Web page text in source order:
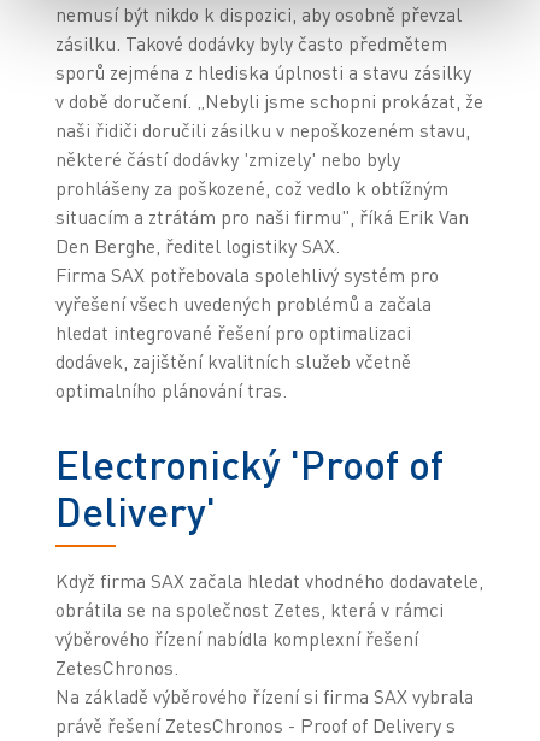
nemusí být nikdo k dispozici, aby osobně převzal
zásilku. Takové dodávky byly často předmětem
sporů zejména z hlediska úplnosti a stavu zásilky
v době doručení. „Nebyli jsme schopni prokázat, že
naši řidiči doručili zásilku v nepoškozeném stavu,
některé částí dodávky 'zmizely' nebo byly
prohlášeny za poškozené, což vedlo k obtížným
situacím a ztrátám pro naši firmu", říká Erik Van
Den Berghe, ředitel logistiky SAX.
Firma SAX potřebovala spolehlivý systém pro
vyřešení všech uvedených problémů a začala
hledat integrované řešení pro optimalizaci
dodávek, zajištění kvalitních služeb včetně
optimalního plánování tras.
Electronický 'Proof of
Delivery'
Když firma SAX začala hledat vhodného dodavatele,
obrátila se na společnost Zetes, která v rámci
výběrového řízení nabídla komplexní řešení
ZetesChronos.
Na základě výběrového řízení si firma SAX vybrala
právě řešení ZetesChronos - Proof of Delivery s